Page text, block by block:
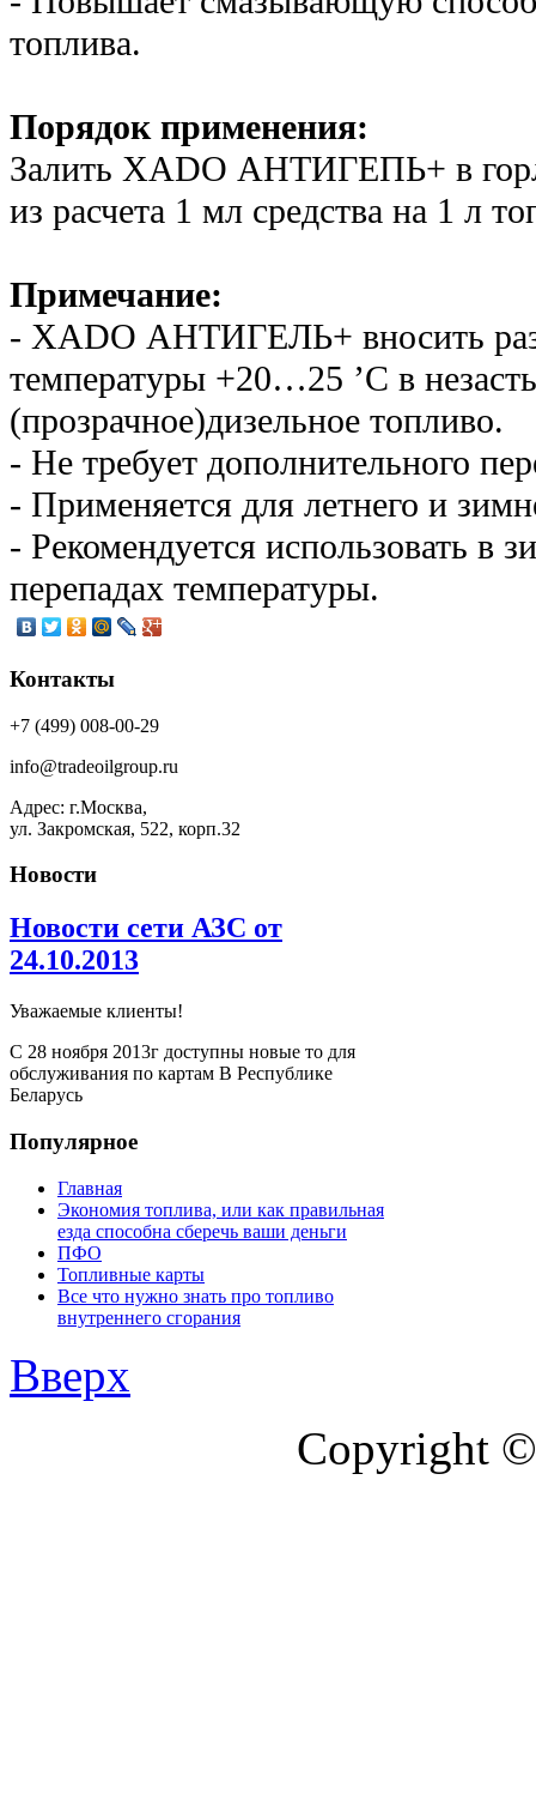
топлива.
Порядок применения:
Залить XADO АНТИГЕПЬ+ в
из расчета 1 мл сред­ства на 1 л
Примечание:
- XADO АНТИГЕЛЬ+ вносить
температуры +20…25 ’С в
(прозрачное)дизельное топливо.
- Не требует дополнительного
- Применяется для летнего и
- Рекомендуется использовать в
перепадах температуры.
Контакты
+7 (499) 008-00-29
info@tradeoilgroup.ru
Адрес: г.Москва,
ул. Закромская, 522, корп.32
Новости
Новости сети АЗС от
24.10.2013
Уважаемые клиенты!
С 28 ноября 2013г доступны новые то для
обслуживания по картам В Республике
Беларусь
Популярное
Главная
Экономия топлива, или как правильная
езда способна сберечь ваши деньги
ПФО
Топливные карты
Все что нужно знать про топливо
внутреннего сгорания
Вверх
Copyright